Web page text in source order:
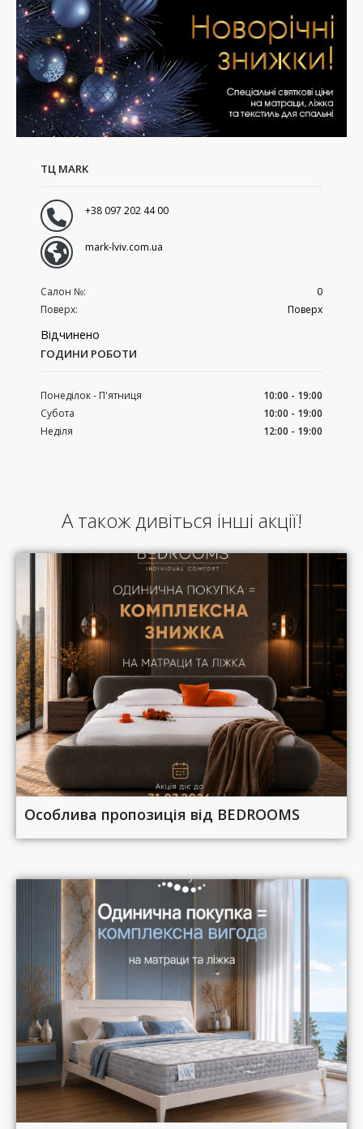
ТЦ MARK
+38 097 202 44 00
mark-lviv.com.ua
Салон №:
0
Поверх:
Поверх
Відчинено
ГОДИНИ РОБОТИ
Понеділок - П'ятниця
10:00 - 19:00
Субота
10:00 - 19:00
Неділя
12:00 - 19:00
А також дивіться інші акції!
Особлива пропозиція від BEDROOMS